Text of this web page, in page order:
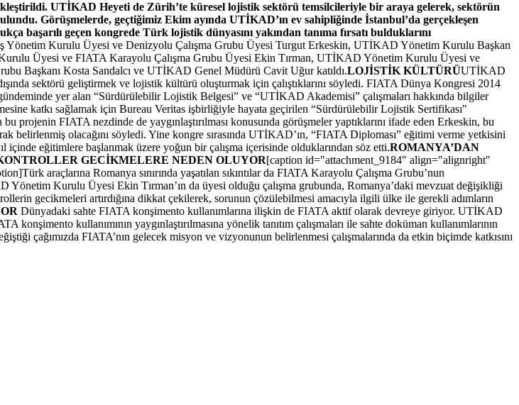
UTİKAD Heyeti de Zürih’te küresel lojistik sektörü temsilcileriyle bir araya gelerek, sektörün
Görüşmelerde, geçtiğimiz Ekim ayında UTİKAD’ın ev sahipliğinde İstanbul’da gerçekleşen
başarılı geçen kongrede Türk lojistik dünyasını yakından tanıma fırsatı bulduklarını
Yönetim Kurulu Üyesi ve Denizyolu Çalışma Grubu Üyesi Turgut Erkeskin, UTİKAD Yönetim Kurulu Başkan
Üyesi ve FIATA Karayolu Çalışma Grubu Üyesi Ekin Tırman, UTİKAD Yönetim Kurulu Üyesi ve
Başkanı Kosta Sandalcı ve UTİKAD Genel Müdürü Cavit Uğur katıldı.LOJİSTİK KÜLTÜRÜUTİKAD
sektörü geliştirmek ve lojistik kültürü oluşturmak için çalıştıklarını söyledi. FIATA Dünya Kongresi 2014
yer alan “Sürdürülebilir Lojistik Belgesi” ve “UTİKAD Akademisi” çalışmaları hakkında bilgiler
katkı sağlamak için Bureau Veritas işbirliğiyle hayata geçirilen “Sürdürülebilir Lojistik Sertifikası"
projenin FIATA nezdinde de yaygınlaştırılması konusunda görüşmeler yaptıklarını ifade eden Erkeskin, bu
belirlenmiş olacağını söyledi. Yine kongre sırasında UTİKAD’ın, “FIATA Diploması” eğitimi verme yetkisini
eğitimlere başlanmak üzere yoğun bir çalışma içerisinde olduklarından söz etti.ROMANYA’DAN
GECİKMELERE NEDEN OLUYOR[caption id="attachment_9184" align="alignright"
araçlarına Romanya sınırında yaşatılan sıkıntılar da FIATA Karayolu Çalışma Grubu’nun
Kurulu Üyesi Ekin Tırman’ın da üyesi olduğu çalışma grubunda, Romanya’daki mevzuat değişikliği
gecikmeleri artırdığına dikkat çekilerek, sorunun çözülebilmesi amacıyla ilgili ülke ile gerekli adımların
Dünyadaki sahte FIATA konşimento kullanımlarına ilişkin de FIATA aktif olarak devreye giriyor. UTİKAD
kullanımının yaygınlaştırılmasına yönelik tanıtım çalışmaları ile sahte doküman kullanımlarının
çağımızda FIATA’nın gelecek misyon ve vizyonunun belirlenmesi çalışmalarında da etkin biçimde katkısını